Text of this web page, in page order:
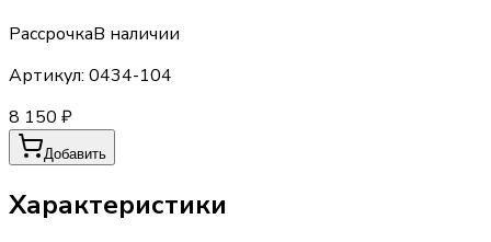
РассрочкаВ наличии
Артикул: 0434-104
8 150 ₽
Добавить
Характеристики